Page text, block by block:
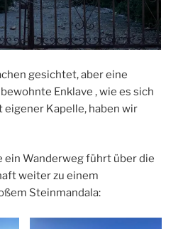
gesichtet, aber eine
Enklave , wie es sich
Kapelle, haben wir
ein Wanderweg führt über die
weiter zu einem
Steinmandala: